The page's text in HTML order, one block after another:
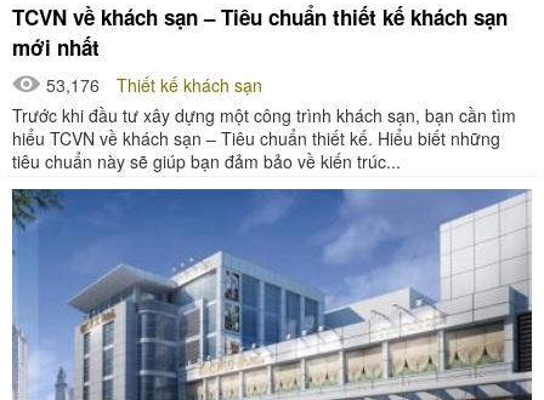
TCVN về khách sạn – Tiêu chuẩn thiết kế khách sạn
mới nhất
53,176
Thiết kế khách sạn
Trước khi đầu tư xây dựng một công trình khách sạn, bạn cần tìm
hiểu TCVN về khách sạn – Tiêu chuẩn thiết kế. Hiểu biết những
tiêu chuẩn này sẽ giúp bạn đảm bảo về kiến trúc...